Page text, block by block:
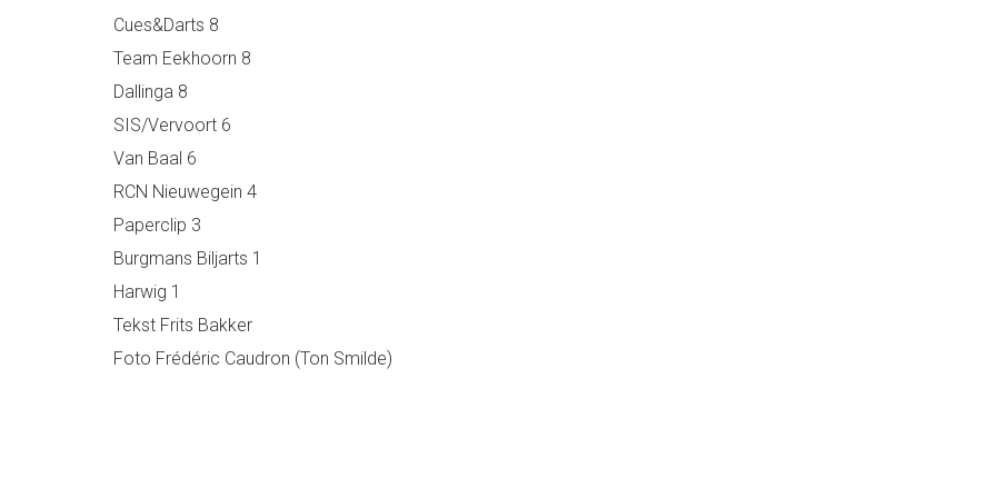
Cues&Darts 8
Team Eekhoorn 8
Dallinga 8
SIS/Vervoort 6
Van Baal 6
RCN Nieuwegein 4
Paperclip 3
Burgmans Biljarts 1
Harwig 1
Tekst Frits Bakker
Foto Frédéric Caudron (Ton Smilde)